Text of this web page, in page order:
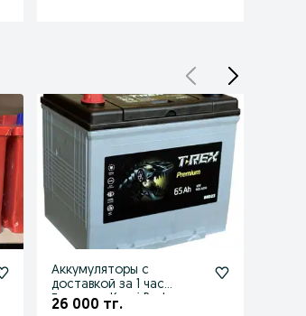
Аккумуляторы с
доставкой за 1 час
Гарантия Kaspi Red
26 000 тг.